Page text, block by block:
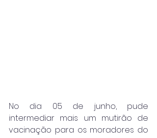
No dia 05 de junho, pude
intermediar mais um mutirão de
vacinação para os moradores do